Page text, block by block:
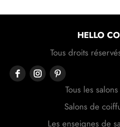
HELLO
Tous droits
Tous les
Salons de
Les enseignes de